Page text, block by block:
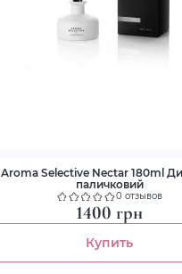
Aroma Selective Nectar 180ml Дифузор
паличковий
0 отзывов
1400 грн
Купить